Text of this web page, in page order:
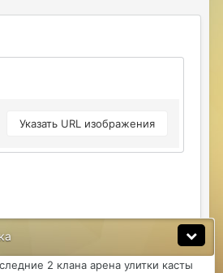
Указать URL изображения
08/04/26 10:53 AM
08/04/26 11:33 AM
08/04/26 08:56 PM
2 клана арена улитки касты